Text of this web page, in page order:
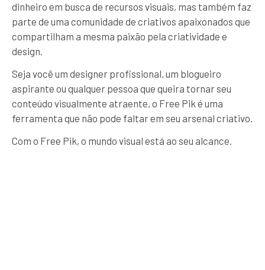
dinheiro em busca de recursos visuais, mas também faz
parte de uma comunidade de criativos apaixonados que
compartilham a mesma paixão pela criatividade e
design.
Seja você um designer profissional, um blogueiro
aspirante ou qualquer pessoa que queira tornar seu
conteúdo visualmente atraente, o Free Pik é uma
ferramenta que não pode faltar em seu arsenal criativo.
Com o Free Pik, o mundo visual está ao seu alcance.